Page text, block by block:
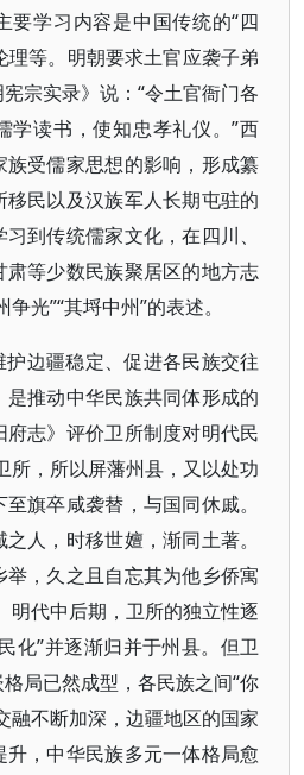
要学习内容是中国传统的“四
理等。明朝要求土官应袭子弟
宗实录》说：“令土官衙门各
学读书，使知忠孝礼仪。”西
受儒家思想的影响，形成纂
民以及汉族军人长期屯驻的
到传统儒家文化，在四川、
等少数民族聚居区的地方志
光”“其埒中州”的表述。
边疆稳定、促进各民族交往
推动中华民族共同体形成的
志》评价卫所制度对明代民
所，所以屏藩州县，又以处功
旗卒咸袭替，与国同休戚。
人，时移世嬗，渐同土著。
，久之且自忘其为他乡侨寓
明代中后期，卫所的独立性逐
化”并逐渐归并于州县。但卫
局已然成型，各民族之间“你
融不断加深，边疆地区的国家
，中华民族多元一体格局愈